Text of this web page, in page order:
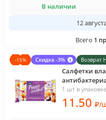
В наличии
12
Всего 1
-15% Скидка -3% Возврат
Салфетки
флоу-пак
1 шт в упаковке
11.50 ₽/